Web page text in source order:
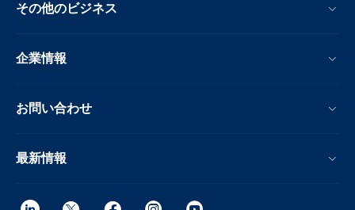
その他のビジネス
企業情報
お問い合わせ
最新情報